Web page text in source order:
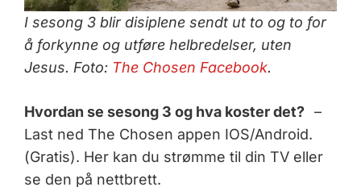
I sesong 3 blir disiplene sendt ut to og to for
å forkynne og utføre helbredelser, uten
Jesus. Foto: The Chosen Facebook.
Hvordan se sesong 3 og hva koster det? –
Last ned The Chosen appen IOS/Android.
(Gratis). Her kan du strømme til din TV eller
se den på nettbrett.